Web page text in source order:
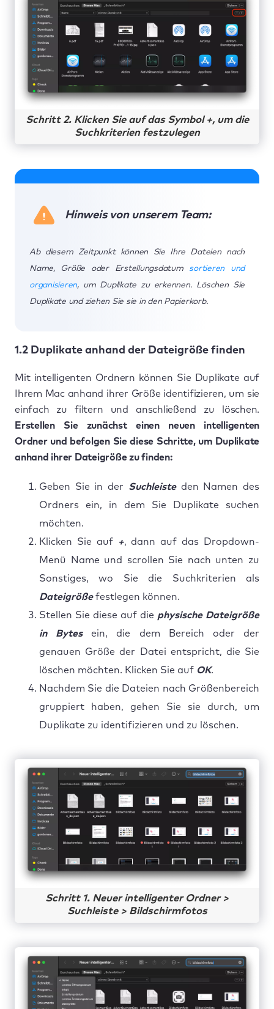
Schritt 2. Klicken Sie auf das Symbol +, um die
Suchkriterien festzulegen
Hinweis von unserem Team:
Ab diesem Zeitpunkt können Sie Ihre Dateien nach
Name, Größe oder Erstellungsdatum sortieren und
organisieren, um Duplikate zu erkennen. Löschen Sie
Duplikate und ziehen Sie sie in den Papierkorb.
1.2 Duplikate anhand der Dateigröße finden
Mit intelligenten Ordnern können Sie Duplikate auf
Ihrem Mac anhand ihrer Größe identifizieren, um sie
einfach zu filtern und anschließend zu löschen.
Erstellen Sie zunächst einen neuen intelligenten
Ordner und befolgen Sie diese Schritte, um Duplikate
anhand ihrer Dateigröße zu finden:
Geben Sie in der Suchleisteden Namen des
Ordners ein, in dem Sie Duplikate suchen
möchten.
Klicken Sie auf
+, dann auf das Dropdown-
Menü Name und scrollen Sie nach unten zu
Sonstiges, wo Sie die Suchkriterien als
Dateigrößefestlegen können.
Stellen Sie diese auf die physische Dateigröße
in Bytesein, die dem Bereich oder der
genauen Größe der Datei entspricht, die Sie
löschen möchten. Klicken Sie auf OK.
Nachdem Sie die Dateien nach Größenbereich
gruppiert haben, gehen Sie sie durch, um
Duplikate zu identifizieren und zu löschen.
Schritt 1. Neuer intelligenter Ordner >
Suchleiste > Bildschirmfotos